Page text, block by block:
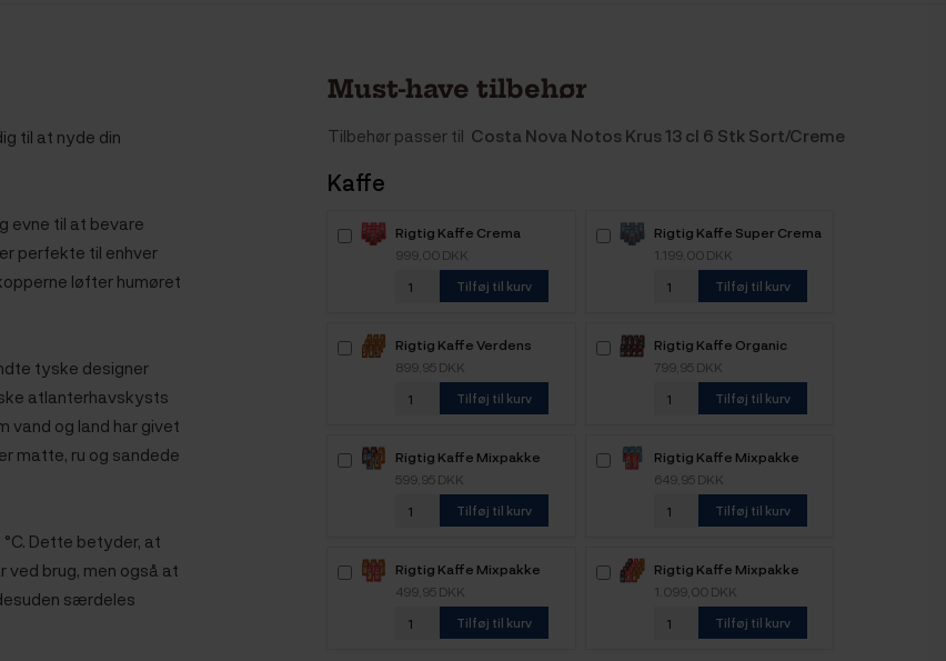
til at nyde din
evne til at bevare
perfekte til enhver
løfter humøret
tyske designer
atlanterhavskysts
vand og land har givet
matte, ru og sandede
Dette betyder, at
ved brug, men også at
særdeles
Must-have tilbehør
Tilbehør passer til Costa Nova Notos Krus 13 cl 6 Stk Sort/Creme
Kaffe
Rigtig Kaffe Crema
Intenso 6kg Hele
kaffebønner
999,00 DKK
Tilføj til kurv
Rigtig Kaffe Super Crema
6kg Hele kaffebønner
1.199,00 DKK
Tilføj til kurv
Rigtig Kaffe Verdens
Kaffe - 9x400g
899,95 DKK
Tilføj til kurv
Rigtig Kaffe Organic
Mixpakke 4 Varianter
799,95 DKK
Tilføj til kurv
Rigtig Kaffe Mixpakke
2,1kg Hele kaffebønner
599,95 DKK
Tilføj til kurv
Rigtig Kaffe Mixpakke
2,5kg Hele kaffebønner
649,95 DKK
Tilføj til kurv
Rigtig Kaffe Mixpakke
2,2kg Hele kaffebønner
499,95 DKK
Tilføj til kurv
Rigtig Kaffe Mixpakke
5,2kg Hele kaffebønner
1.099,00 DKK
Tilføj til kurv